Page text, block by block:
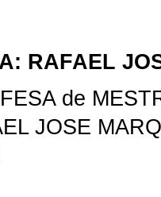
RAFAEL
de
JOSE